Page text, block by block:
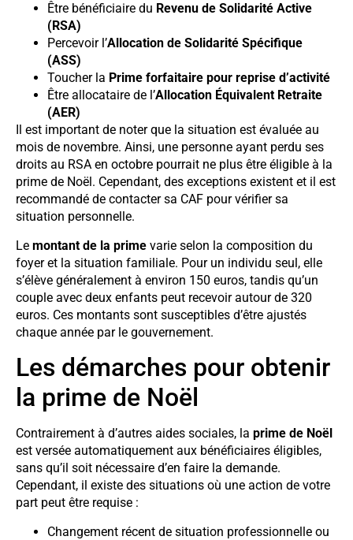
Être bénéficiaire du Revenu de Solidarité Active
(RSA)
Percevoir l’Allocation de Solidarité Spécifique
(ASS)
Toucher la Prime forfaitaire pour reprise d’activité
Être allocataire de l’Allocation Équivalent Retraite
(AER)
Il est important de noter que la situation est évaluée au
mois de novembre. Ainsi, une personne ayant perdu ses
droits au RSA en octobre pourrait ne plus être éligible à la
prime de Noël. Cependant, des exceptions existent et il est
recommandé de contacter sa CAF pour vérifier sa
situation personnelle.
Le montant de la prime varie selon la composition du
foyer et la situation familiale. Pour un individu seul, elle
s’élève généralement à environ 150 euros, tandis qu’un
couple avec deux enfants peut recevoir autour de 320
euros. Ces montants sont susceptibles d’être ajustés
chaque année par le gouvernement.
Les démarches pour obtenir
la prime de Noël
Contrairement à d’autres aides sociales, la prime de Noël
est versée automatiquement aux bénéficiaires éligibles,
sans qu’il soit nécessaire d’en faire la demande.
Cependant, il existe des situations où une action de votre
part peut être requise :
Changement récent de situation professionnelle ou